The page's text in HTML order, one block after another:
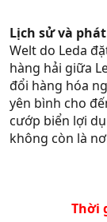
Lịch sử và
Welt do Leda
hàng hải giữa
đổi hàng hóa
yên bình cho
cướp biển lợi
không còn là
Thời